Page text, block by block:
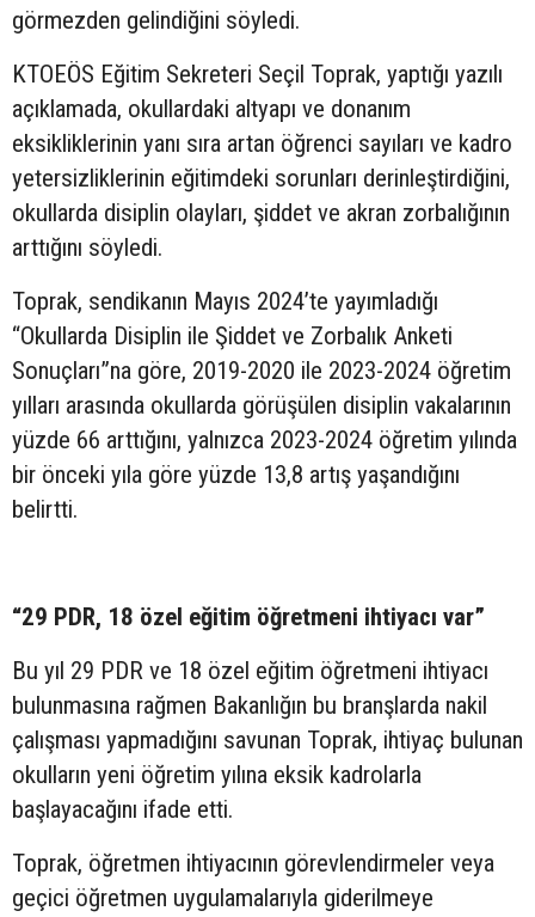
görmezden gelindiğini söyledi.
KTOEÖS Eğitim Sekreteri Seçil Toprak, yaptığı yazılı
açıklamada, okullardaki altyapı ve donanım
eksikliklerinin yanı sıra artan öğrenci sayıları ve kadro
yetersizliklerinin eğitimdeki sorunları derinleştirdiğini,
okullarda disiplin olayları, şiddet ve akran zorbalığının
arttığını söyledi.
Toprak, sendikanın Mayıs 2024’te yayımladığı
“Okullarda Disiplin ile Şiddet ve Zorbalık Anketi
Sonuçları”na göre, 2019-2020 ile 2023-2024 öğretim
yılları arasında okullarda görüşülen disiplin vakalarının
yüzde 66 arttığını, yalnızca 2023-2024 öğretim yılında
bir önceki yıla göre yüzde 13,8 artış yaşandığını
belirtti.
“29 PDR, 18 özel eğitim öğretmeni ihtiyacı var”
Bu yıl 29 PDR ve 18 özel eğitim öğretmeni ihtiyacı
bulunmasına rağmen Bakanlığın bu branşlarda nakil
çalışması yapmadığını savunan Toprak, ihtiyaç bulunan
okulların yeni öğretim yılına eksik kadrolarla
başlayacağını ifade etti.
Toprak, öğretmen ihtiyacının görevlendirmeler veya
geçici öğretmen uygulamalarıyla giderilmeye